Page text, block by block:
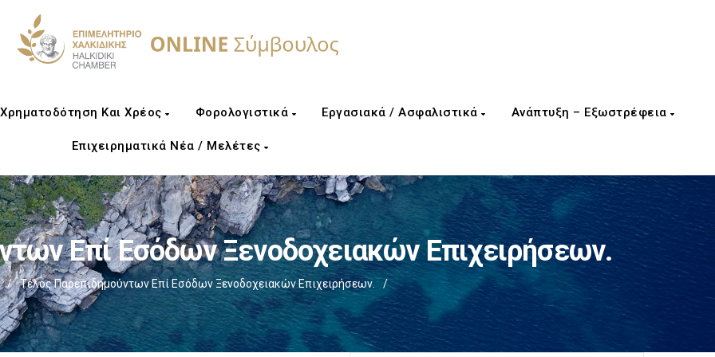
Χρηματοδότηση Και Χρέος Φορολογιστικά Εργασιακά / Ασφαλιστικά Ανάπτυξη – Εξωστρέφεια
Επιχειρηματικά Νέα / Μελέτες
Επί Εσόδων Ξενοδοχειακών Επιχειρήσεων.
/ Τέλος Παρεπιδημούντων Επί Εσόδων Ξενοδοχειακών Επιχειρήσεων. /